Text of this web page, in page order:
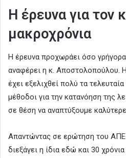
Η έρευνα για τον
μακροχρόνια
Η έρευνα προχωράει όσο
αναφέρει η κ. Αποστολοπούλου. Η
έχει εξελιχθεί πολύ τα
μέθοδοι για την κατανόηση της
σε θέση να αναπτύξουμε
Απαντώντας σε ερώτηση του
διεξάγει η ίδια εδώ και 30